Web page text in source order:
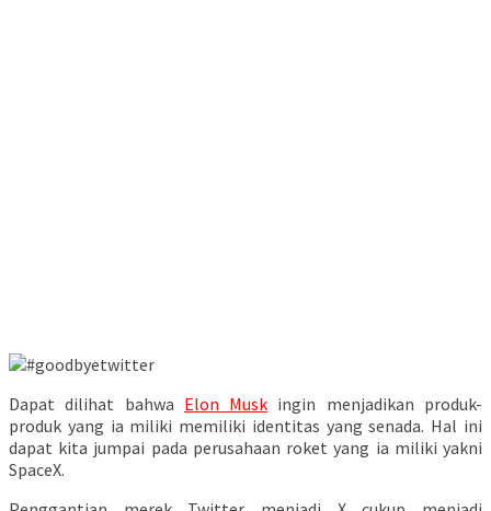
Dapat dilihat bahwa Elon Musk ingin menjadikan produk-
produk yang ia miliki memiliki identitas yang senada. Hal ini
dapat kita jumpai pada perusahaan roket yang ia miliki yakni
SpaceX.